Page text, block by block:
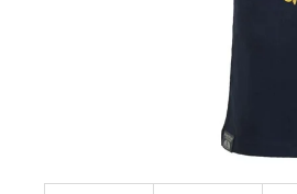
848 Kč